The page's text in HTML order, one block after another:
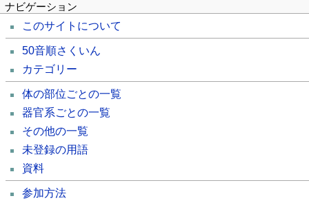
ナビゲーション
このサイトについて
50音順さくいん
カテゴリー
体の部位ごとの一覧
器官系ごとの一覧
その他の一覧
未登録の用語
資料
参加方法